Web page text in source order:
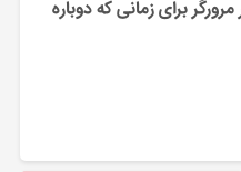
برای زمانی که دوباره